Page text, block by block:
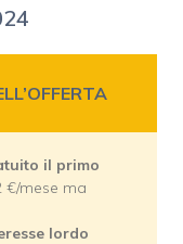
il primo
€/mese ma
lordo